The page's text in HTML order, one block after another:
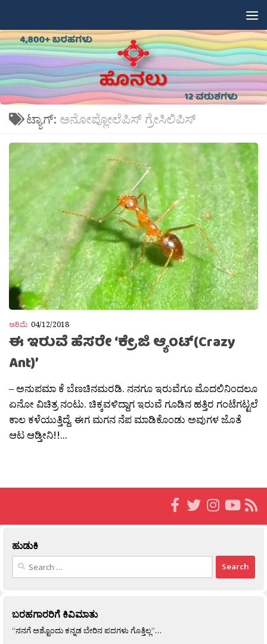
ಟ್ಯಾಗ್: ಅನೋಪ್ಲೋಲೆಪಿಸ್ ಗ್ರೇಸಿಲಿಪಿಸ್
ಅರಿಮೆ 04/12/2018
ಈ ಇರುವೆ ಹೆಸರೇ ‘ಕ್ರೇಜಿ ಆ್ಯಂಟ್(Crazy
Ant)’
– ಅನುಪಮಾ ಕೆ ಬೆಣಚಿನಮರಡಿ. ನನಗೂ ಇರುವೆಗೂ ಮೊದಲಿನಿಂದಲೂ
ಏನೋ ವಿಚಿತ್ರ ನಂಟು. ಚಿಕ್ಕವಳಿದ್ದಾಗ ಇರುವೆ ಗೂಡಿನ ಹತ್ತಿರ ಗಂಟೆಗಟ್ಟಲೆ
ಕಾಲ ಕಳೆಯುತ್ತಿದ್ದೆ. ಈಗ ಮಗನ ನೆಪ ಮಾಡಿಕೊಂಡು ಅವುಗಳ ಜೊತೆ
ಆಟ ಆಡ್ತೀನಿ!!...
ಹುಡುಕಿ
Search
ಬರಹಗಾರರಿಗೆ ಕಿವಿಮಾತು
“ನನಗೆ ಅಶ್ಟೊಂದು ಕನ್ನಡ ಬೇರಿನ ಪದಗಳು ಗೊತ್ತಿಲ್ಲ”…